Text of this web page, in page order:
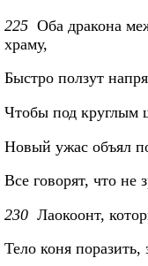
225 Оба дракона
храму,
Быстро ползут
Чтобы под круглым
Новый ужас объял
Все говорят, что не
230 Лаокоонт,
Тело коня